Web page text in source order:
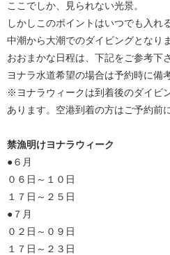
ここでしか、見られない光景。
しかしこのポイントはいつでも入れ
中潮から大潮でのダイビングとなり
おおまかな日程は、下記をご参考下
ヨナラ水道希望の場合は予約時に備
※ヨナラウィークは到着後のダイビ
あります。空港到着の方はご予約前
禁漁明けヨナラウィーク
●６月
０６日～１０日
１７日～２５日
●７月
０２日～０９日
１７日～２３日